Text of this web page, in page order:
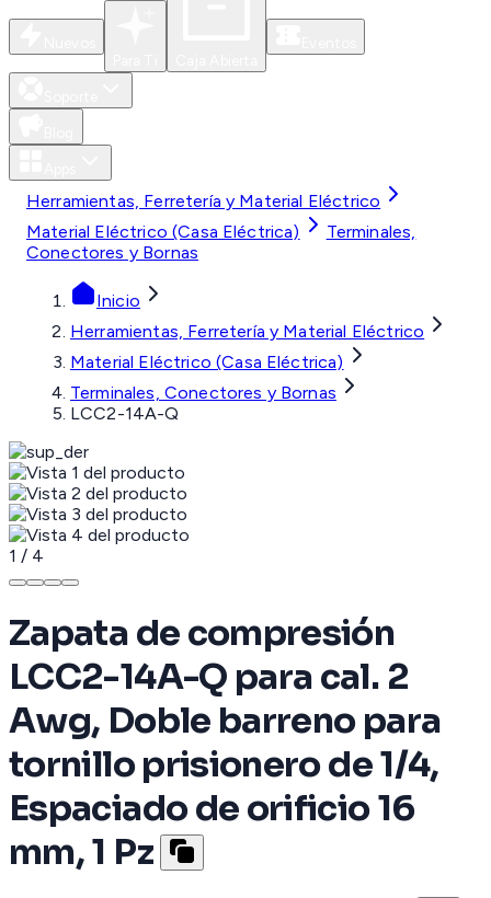
Herramientas, Ferretería y Material Eléctrico
Material Eléctrico (Casa Eléctrica)
Terminales,
Conectores y Bornas
Inicio
Herramientas, Ferretería y Material Eléctrico
Material Eléctrico (Casa Eléctrica)
Terminales, Conectores y Bornas
LCC2-14A-Q
1 / 4
Zapata de compresión
LCC2-14A-Q para cal. 2
Awg, Doble barreno para
tornillo prisionero de 1/4,
Espaciado de orificio 16
mm, 1 Pz